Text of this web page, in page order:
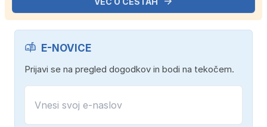
E-NOVICE
Prijavi se na pregled dogodkov in bodi na tekočem.